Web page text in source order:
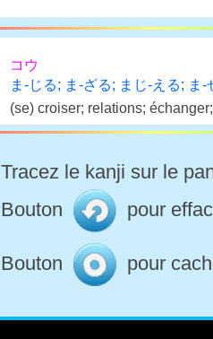
コウ
ま-じる; ま-ざる; まじ-える; ま
(se) croiser; relations;
Tracez le kanji sur le
Bouton
pour
Bouton pour